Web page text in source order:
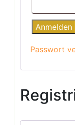
Anmelden
Passwort